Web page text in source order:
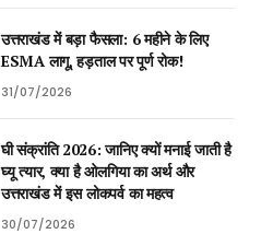
उत्तराखंड में बड़ा फैसला: 6 महीने के लिए
ESMA लागू, हड़ताल पर पूर्ण रोक!
31/07/2026
घी संक्रांति 2026: जानिए क्यों मनाई जाती है
घ्यू त्यार, क्या है ओलगिया का अर्थ और
उत्तराखंड में इस लोकपर्व का महत्व
30/07/2026